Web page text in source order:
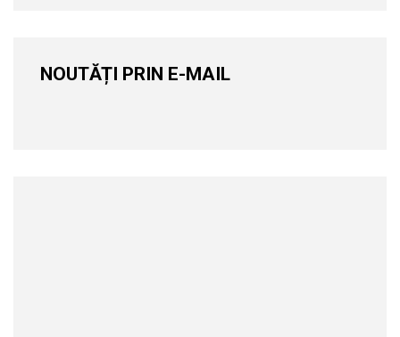
NOUTĂȚI PRIN E-MAIL